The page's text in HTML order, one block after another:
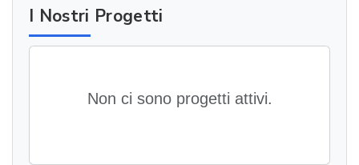
I Nostri Progetti
Non ci sono progetti attivi.